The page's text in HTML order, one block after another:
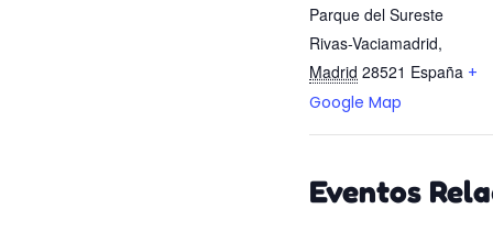
Parque del Sureste
Rivas-Vaciamadrid,
Madrid 28521 España +
Google Map
Eventos